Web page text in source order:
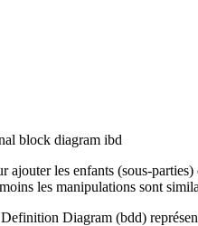
ajouter les enfants (sous-
les manipulations sont
Diagram (bdd)